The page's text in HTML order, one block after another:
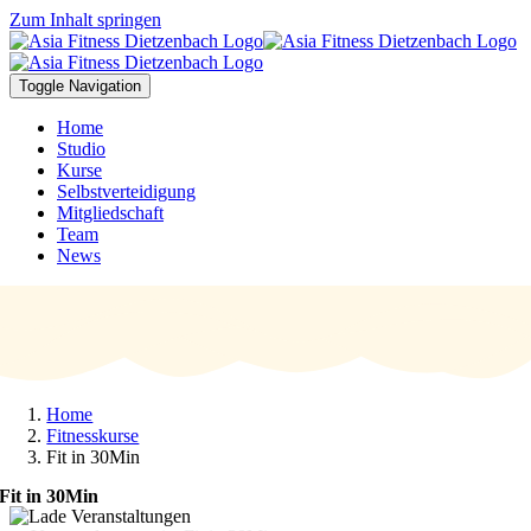
Zum Inhalt springen
Toggle Navigation
Home
Studio
Kurse
Selbstverteidigung
Mitgliedschaft
Team
News
Home
Fitnesskurse
Fit in 30Min
Fit in 30Min